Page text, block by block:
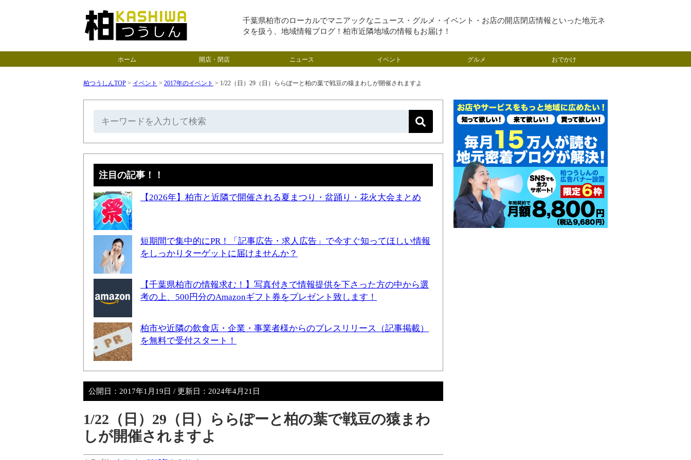
千葉県柏市のローカルでマニアックなニュース・グルメ・イベント・お店の開店閉店情報といった地元ネ
タを扱う、地域情報ブログ！柏市近隣地域の情報もお届け！
ホーム 開店・閉店 ニュース イベント グルメ おでかけ
柏つうしんTOP > イベント > 2017年のイベント > 1/22（日）29（日）ららぽーと柏の葉で戦豆の猿まわしが開催されますよ
注目の記事！！
【2026年】柏市と近隣で開催される夏まつり・盆踊り・花火大会まとめ
短期間で集中的にPR！「記事広告・求人広告」で今すぐ知ってほしい情報
をしっかりターゲットに届けませんか？
【千葉県柏市の情報求む！】写真付きで情報提供を下さった方の中から選
考の上、500円分のAmazonギフト券をプレゼント致します！
柏市や近隣の飲食店・企業・事業者様からのプレスリリース（記事掲載）
を無料で受付スタート！
公開日： 2017年1月19日 / 更新日： 2024年4月21日
1/22（日）29（日）ららぽーと柏の葉で戦豆の猿まわ
しが開催されますよ